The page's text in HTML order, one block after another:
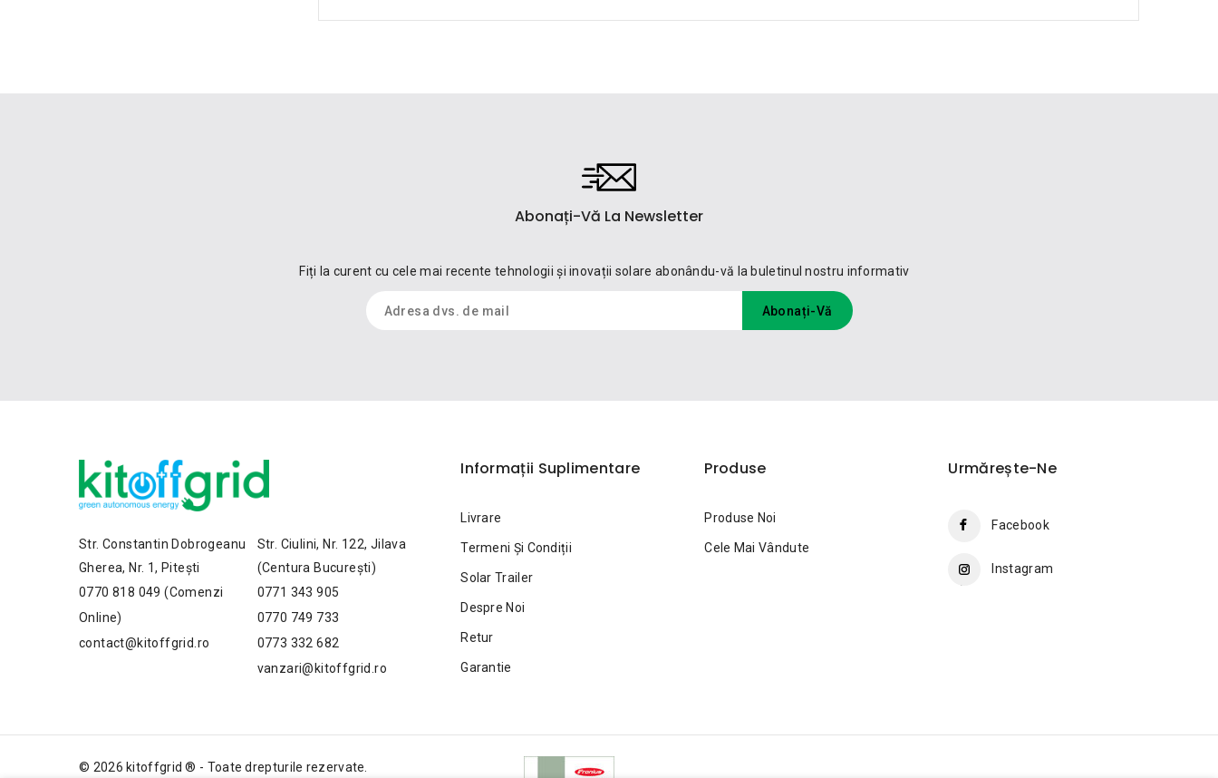
Abonați-Vă La Newsletter
Fiți la curent cu cele mai recente tehnologii și inovații solare abonându-vă la buletinul nostru informativ
Urmărește-Ne
Facebook
Instagram
Str. Constantin Dobrogeanu
Gherea, Nr. 1, Pitești
0770 818 049 (Comenzi
Online)
contact@kitoffgrid.ro
Str. Ciulini, Nr. 122, Jilava
(Centura București)
0771 343 905
0770 749 733
0773 332 682
vanzari@kitoffgrid.ro
Produse
Produse Noi
Cele Mai Vândute
Informații Suplimentare
Livrare
Termeni Și Condiții
Solar Trailer
Despre Noi
Retur
Garantie
© 2026 kitoffgrid ® - Toate drepturile rezervate.